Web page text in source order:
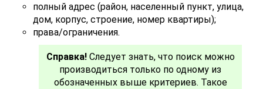
полный адрес (район, населенный пункт, улица,
дом, корпус, строение, номер квартиры);
права/ограничения.
Справка!Следует знать, что поиск можно
производиться только по одному из
обозначенных выше критериев. Такое